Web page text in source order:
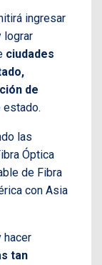
ingresar
lograr
ciudades
de
estado.
las
Óptica
de Fibra
con Asia
hacer
tan